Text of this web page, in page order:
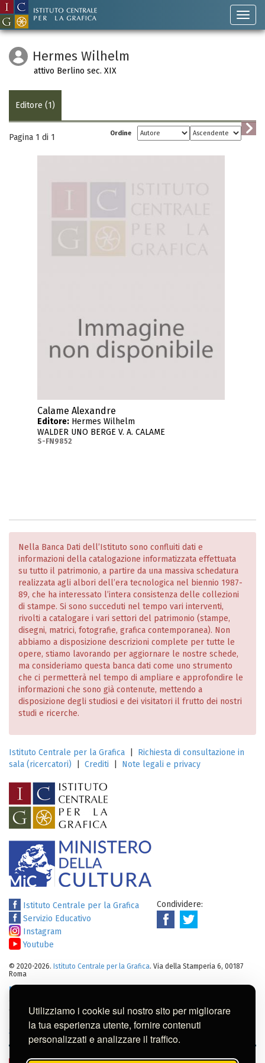
Utilizziamo i cookie sul nostro sito per migliorare
la tua esperienza utente, fornire contenuti
personalizzati e analizzare il traffico.
Hermes Wilhelm
attivo Berlino sec. XIX
Editore (1)
Pagina 1 di 1 Ordine
Calame Alexandre
Editore: Hermes Wilhelm
WALDER UNO BERGE V. A. CALAME
S-FN9852
Nella Banca Dati dell’Istituto sono confluiti dati e
informazioni della catalogazione informatizzata effettuata
su tutto il patrimonio, a partire da una massiva schedatura
realizzata agli albori dell’era tecnologica nel biennio 1987-
89, che ha interessato l’intera consistenza delle collezioni
di stampe. Si sono succeduti nel tempo vari interventi,
rivolti a catalogare i vari settori del patrimonio (stampe,
disegni, matrici, fotografie, grafica contemporanea). Non
abbiamo a disposizione descrizioni complete per tutte le
opere, stiamo lavorando per aggiornare le nostre schede,
ma consideriamo questa banca dati come uno strumento
che ci permetterà nel tempo di ampliare e approfondire le
informazioni che sono già contenute, mettendo a
disposizione degli studiosi e dei visitatori il frutto dei nostri
studi e ricerche.
Istituto Centrale per la Grafica
Richiesta di consultazione in
sala (ricercatori)
Crediti Note legali e privacy
Istituto Centrale per la Grafica
Servizio Educativo
Instagram
Youtube
Condividere:
© 2020-2026. Istituto Centrale per la Grafica. Via della Stamperia 6, 00187
Roma
Note legali
altro materiale pubblicato su questo sito sono soggetti alle leggi sul
diritto di autore.
Per usi commerciali dei contenuti contattare l'Istituto:
gr@cultura.gov.it